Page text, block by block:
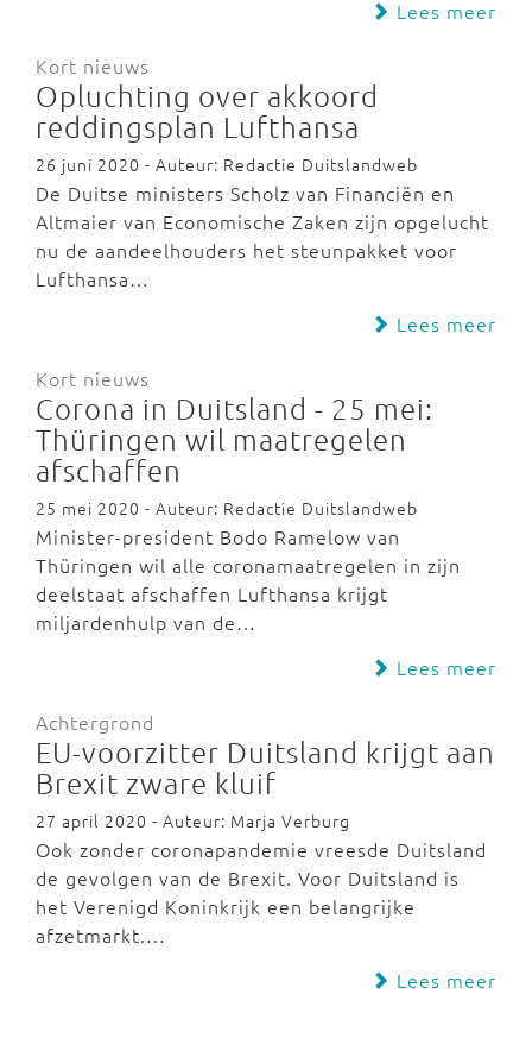
Lees meer
Kort nieuws
Opluchting over akkoord
reddingsplan Lufthansa
26 juni 2020 - Auteur: Redactie Duitslandweb
De Duitse ministers Scholz van Financiën en
Altmaier van Economische Zaken zijn opgelucht
nu de aandeelhouders het steunpakket voor
Lufthansa…
Lees meer
Kort nieuws
Corona in Duitsland - 25 mei:
Thüringen wil maatregelen
afschaffen
25 mei 2020 - Auteur: Redactie Duitslandweb
Minister-president Bodo Ramelow van
Thüringen wil alle coronamaatregelen in zijn
deelstaat afschaffen Lufthansa krijgt
miljardenhulp van de…
Lees meer
Achtergrond
EU-voorzitter Duitsland krijgt aan
Brexit zware kluif
27 april 2020 - Auteur: Marja Verburg
Ook zonder coronapandemie vreesde Duitsland
de gevolgen van de Brexit. Voor Duitsland is
het Verenigd Koninkrijk een belangrijke
afzetmarkt.…
Lees meer